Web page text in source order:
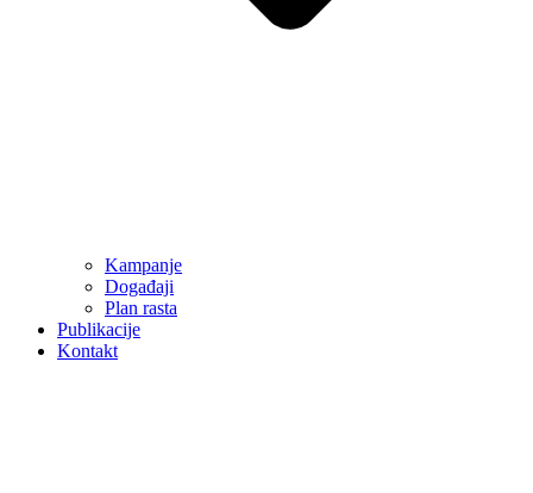
Kampanje
Događaji
Plan rasta
Publikacije
Kontakt